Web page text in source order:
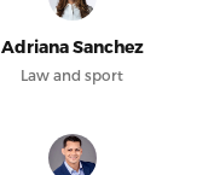
Adriana Sanchez
Law and sport